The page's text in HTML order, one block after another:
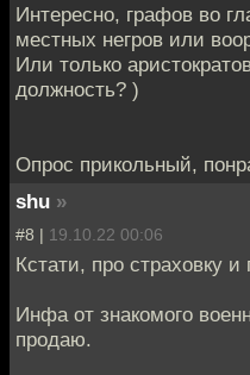
Интересно, графов во
местных негров или
Или только
должность? )
Опрос прикольный,
shu »
#8 | 19.10.22 00:06
Кстати, про страховку
Инфа от знакомого
продаю.